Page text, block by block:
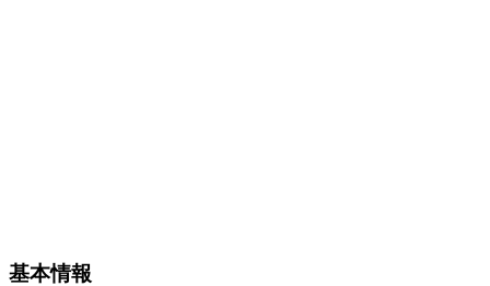
基本情報